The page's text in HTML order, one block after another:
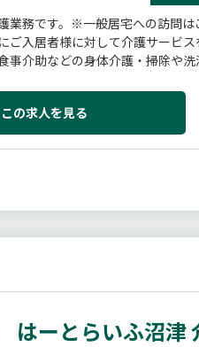
業務です。※一般居宅への訪問
入居者様に対して介護サービス
事介助などの身体介護・掃除や
この求人を見る
ーとらいふ沼津